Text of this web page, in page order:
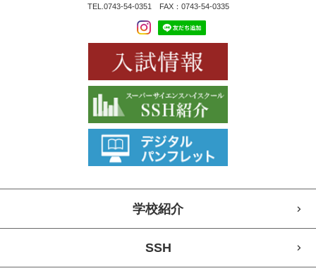
TEL.0743-54-0351 FAX：0743-54-0335
学校紹介
SSH